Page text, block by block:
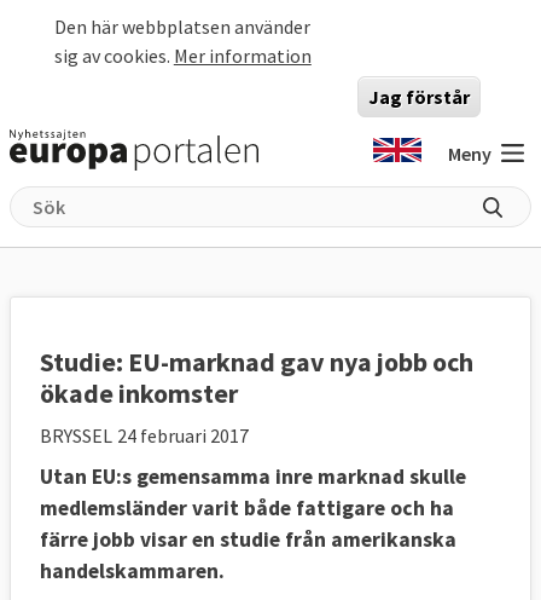
Den här webbplatsen använder
sig av cookies. Mer information
Jag förstår
Meny
Studie: EU-marknad gav nya jobb och
ökade inkomster
BRYSSEL 24 februari 2017
Utan EU:s gemensamma inre marknad skulle
medlemsländer varit både fattigare och ha
färre jobb visar en studie från amerikanska
handelskammaren.